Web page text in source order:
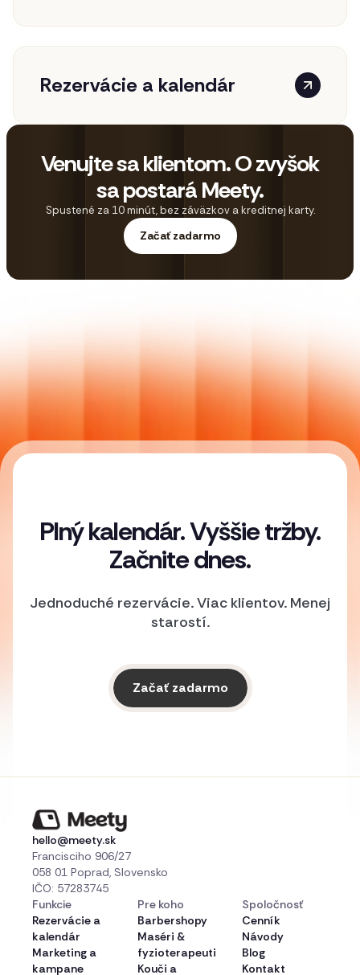
Rezervácie a kalendár
Venujte sa klientom. O zvyšok
sa postará Meety.
Spustené za 10 minút, bez záväzkov a kreditnej karty.
Začať zadarmo
Plný kalendár. Vyššie tržby.
Začnite dnes.
Jednoduché rezervácie. Viac klientov. Menej
starostí.
Začať zadarmo
hello@meety.sk
Francisciho 906/27
058 01 Poprad, Slovensko
IČO: 57283745
Funkcie
Rezervácie a
kalendár
Marketing a
kampane
Pre koho
Barbershopy
Maséri &
fyzioterapeuti
Kouči a
Spoločnosť
Cenník
Návody
Blog
Kontakt